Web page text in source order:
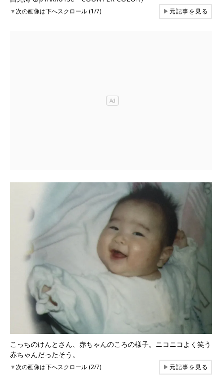
▼次の画像は下へスクロール (1/7) ▶元記事を見る
こっちのけんとさん、赤ちゃんのころの様子。ニコニコよく笑う
赤ちゃんだったそう。
▼次の画像は下へスクロール (2/7) ▶元記事を見る